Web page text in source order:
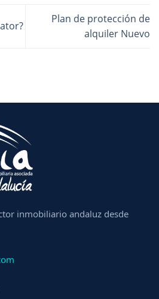
Plan de protección de
alquiler Nuevo
inmobiliario andaluz desde